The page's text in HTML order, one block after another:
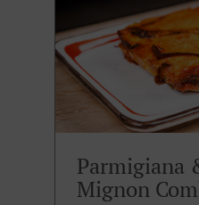
Parmigiana
Mignon